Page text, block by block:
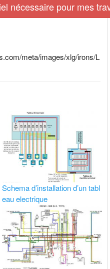
nécessaire pour mes
meta/images/xlg/irons/L
Schema d’installation d’un tabl
eau electrique